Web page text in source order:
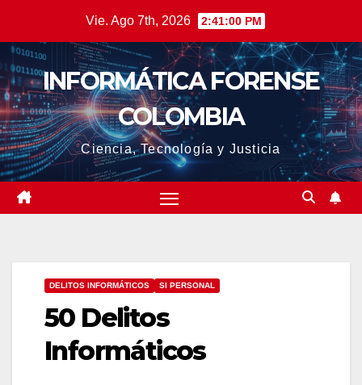
contenido
Vie. Ago 7th, 2026 2:41:01 PM
INFORMÁTICA FORENSE
COLOMBIA
Ciencia, Tecnología y Justicia
DELITOS INFORMÁTICOS SI PERSONAL
50 Delitos
Informáticos